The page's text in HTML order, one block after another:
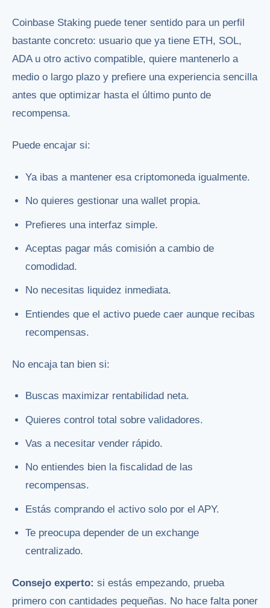
Coinbase Staking puede tener sentido para un perfil
bastante concreto: usuario que ya tiene ETH, SOL,
ADA u otro activo compatible, quiere mantenerlo a
medio o largo plazo y prefiere una experiencia sencilla
antes que optimizar hasta el último punto de
recompensa.
Puede encajar si:
Ya ibas a mantener esa criptomoneda igualmente.
No quieres gestionar una wallet propia.
Prefieres una interfaz simple.
Aceptas pagar más comisión a cambio de
comodidad.
No necesitas liquidez inmediata.
Entiendes que el activo puede caer aunque recibas
recompensas.
No encaja tan bien si:
Buscas maximizar rentabilidad neta.
Quieres control total sobre validadores.
Vas a necesitar vender rápido.
No entiendes bien la fiscalidad de las
recompensas.
Estás comprando el activo solo por el APY.
Te preocupa depender de un exchange
centralizado.
Consejo experto: si estás empezando, prueba
primero con cantidades pequeñas. No hace falta poner